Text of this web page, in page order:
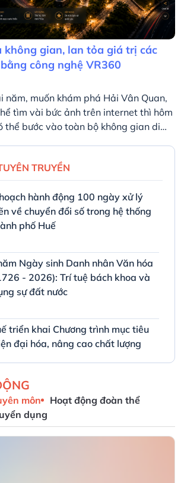
không gian, lan tỏa giá trị các
công nghệ VR360
năm, muốn khám phá Hải Vân Quan,
tìm vài bức ảnh trên internet thì hôm
thể bước vào toàn bộ không gian di
từng khu vực và tìm hiểu các thông
hợp ngay trong không gian số.
TRUYỀN
hành động 100 ngày xử lý
về chuyển đổi số trong hệ thống
phố Huế
Ngày sinh Danh nhân Văn hóa
- 2026): Trí tuệ bách khoa và
sự đất nước
triển khai Chương trình mục tiêu
đại hóa, nâng cao chất lượng
Phong trào “Bình dân học vụ
hiện tốt Nghị quyết 57-NQ/TW
trên địa bàn thành phố Huế
môn
Hoạt động đoàn thể
dụng